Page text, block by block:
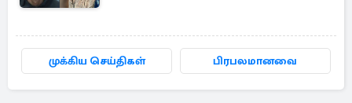
முக்கிய செய்திகள் பிரபலமானவை